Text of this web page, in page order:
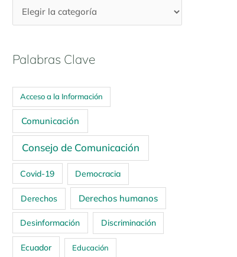
Palabras Clave
Acceso a la Información
Comunicación
Consejo de Comunicación
Covid-19 Democracia
Derechos Derechos humanos
Desinformación Discriminación
Ecuador Educación